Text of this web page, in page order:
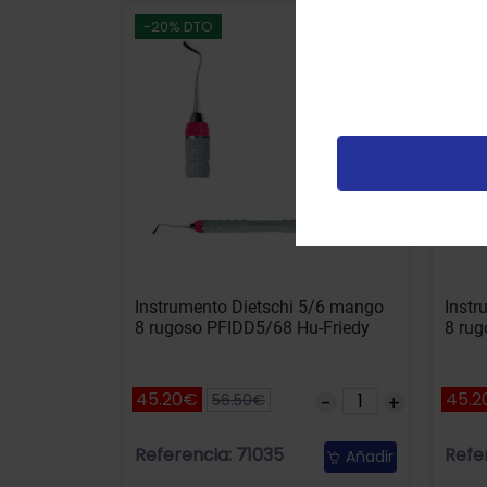
-20% DTO
Instrumento Dietschi 5/6 mango
8 rugoso PFIDD5/68 Hu-Friedy
45.20€ 56.50€
Referencia: 71035 Añadir
8